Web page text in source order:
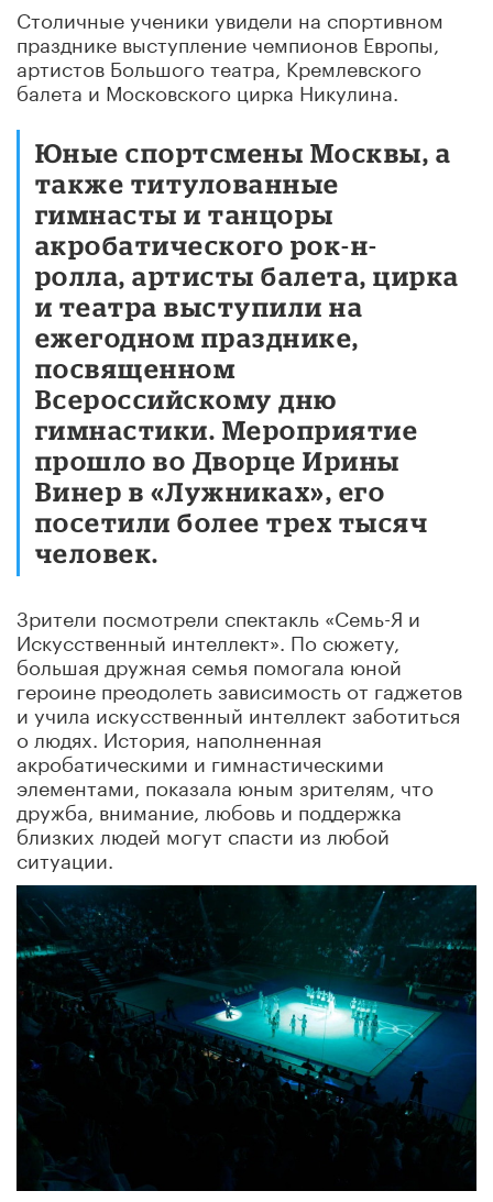
Столичные ученики увидели на спортивном
празднике выступление чемпионов Европы,
артистов Большого театра, Кремлевского
балета и Московского цирка Никулина.
Юные спортсмены Москвы, а
также титулованные
гимнасты и танцоры
акробатического рок-н-
ролла, артисты балета, цирка
и театра выступили на
ежегодном празднике,
посвященном
Всероссийскому дню
гимнастики. Мероприятие
прошло во Дворце Ирины
Винер в «Лужниках», его
посетили более трех тысяч
человек.
Зрители посмотрели спектакль «Семь-Я и
Искусственный интеллект». По сюжету,
большая дружная семья помогала юной
героине преодолеть зависимость от гаджетов
и учила искусственный интеллект заботиться
о людях. История, наполненная
акробатическими и гимнастическими
элементами, показала юным зрителям, что
дружба, внимание, любовь и поддержка
близких людей могут спасти из любой
ситуации.